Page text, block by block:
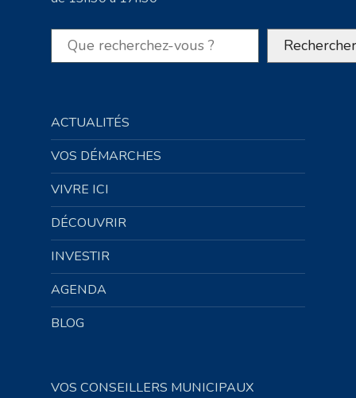
Rechercher Rechercher
ACTUALITÉS
VOS DÉMARCHES
VIVRE ICI
DÉCOUVRIR
INVESTIR
AGENDA
BLOG
VOS CONSEILLERS MUNICIPAUX